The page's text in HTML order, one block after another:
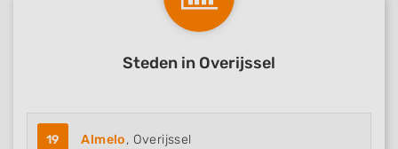
Steden in Overijssel
19 Almelo, Overijssel